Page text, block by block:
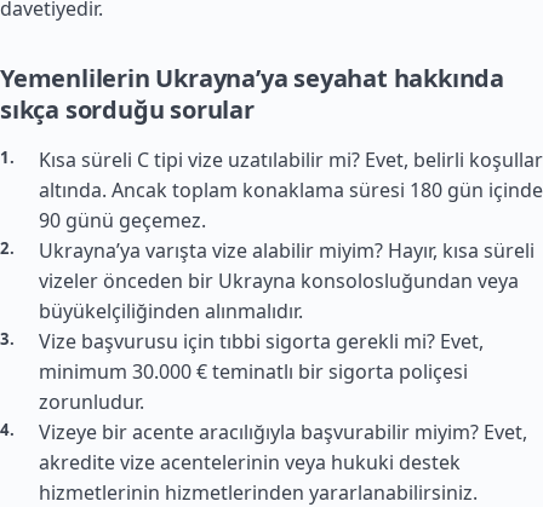
davetiyedir.
Yemenlilerin Ukrayna’ya seyahat hakkında
sıkça sorduğu sorular
Kısa süreli C tipi vize uzatılabilir mi? Evet, belirli koşullar
altında. Ancak toplam konaklama süresi 180 gün içinde
90 günü geçemez.
Ukrayna’ya varışta vize alabilir miyim? Hayır, kısa süreli
vizeler önceden bir Ukrayna konsolosluğundan veya
büyükelçiliğinden alınmalıdır.
Vize başvurusu için tıbbi sigorta gerekli mi? Evet,
minimum 30.000 € teminatlı bir sigorta poliçesi
zorunludur.
Vizeye bir acente aracılığıyla başvurabilir miyim? Evet,
akredite vize acentelerinin veya hukuki destek
hizmetlerinin hizmetlerinden yararlanabilirsiniz.